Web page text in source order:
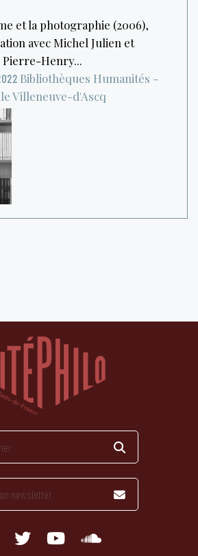
et la photographie (2006),
avec Michel Julien et
Pierre-Henry...
Bibliothèques Humanités -
Villeneuve-d'Ascq